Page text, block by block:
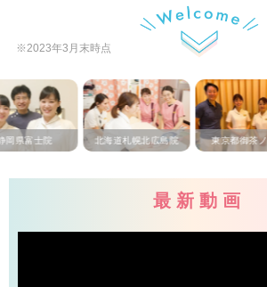
※2023年3月末時点
富士院 北海道札幌北広島院 東京都御茶ノ水院
最新動画